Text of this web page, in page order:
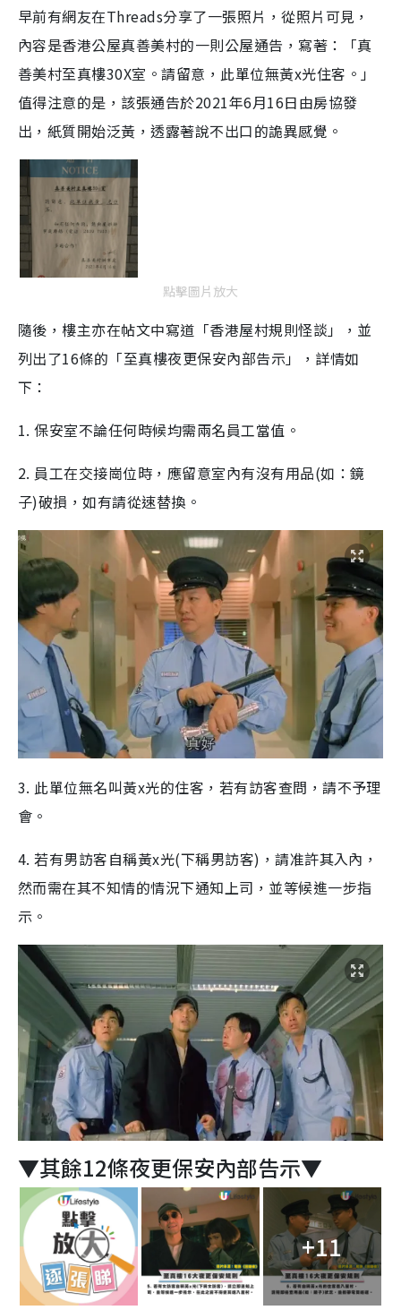
早前有網友在Threads分享了一張照片，從照片可見，
內容是香港公屋真善美村的一則公屋通告，寫著：「真
善美村至真樓30X室。請留意，此單位無黃x光住客。」
值得注意的是，該張通告於2021年6月16日由房協發
出，紙質開始泛黃，透露著說不出口的詭異感覺。
點擊圖片放大
隨後，樓主亦在帖文中寫道「香港屋村規則怪談」，並
列出了16條的「至真樓夜更保安內部告示」，詳情如
下：
1. 保安室不論任何時候均需兩名員工當值。
2. 員工在交接崗位時，應留意室內有沒有用品(如：鏡
子)破損，如有請從速替換。
3. 此單位無名叫黃x光的住客，若有訪客查問，請不予理
會。
4. 若有男訪客自稱黃x光(下稱男訪客)，請准許其入內，
然而需在其不知情的情況下通知上司，並等候進一步指
示。
▼其餘12條夜更保安內部告示▼
+11